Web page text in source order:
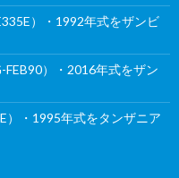
）・1992年式をザンビ
）・2016年式をザン
）・1995年式をタンザニア